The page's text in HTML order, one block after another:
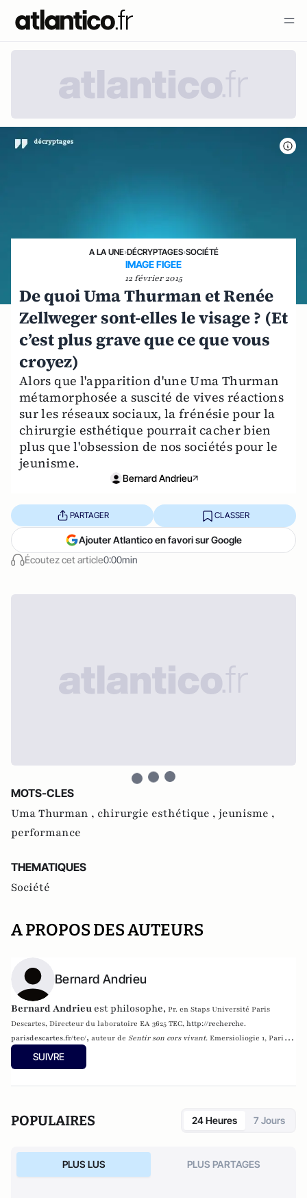
A LA UNE›DÉCRYPTAGES›SOCIÉTÉ
IMAGE FIGEE
12 février 2015
De quoi Uma Thurman et Renée
Zellweger sont-elles le visage ? (Et
c’est plus grave que ce que vous
croyez)
Alors que l'apparition d'une Uma Thurman
métamorphosée a suscité de vives réactions
sur les réseaux sociaux, la frénésie pour la
chirurgie esthétique pourrait cacher bien
plus que l'obsession de nos sociétés pour le
jeunisme.
Bernard Andrieu
Écoutez cet article0:00min
PARTAGER CLASSER
Ajouter Atlantico en favori sur Google
MOTS-CLES
Uma Thurman , chirurgie esthétique , jeunisme ,
performance
THEMATIQUES
Société
A PROPOS DES AUTEURS
Bernard Andrieu
Bernard Andrieu est philosophe, Pr. en Staps Université Paris
Descartes, Directeur du laboratoire EA 3625 TEC, http://recherche.
parisdescartes.fr/tec/, auteur de Sentir son cors vivant. Emersioliogie 1, Paris,
Vrin, 2016SUIVRE
POPULAIRES 24 Heures 7 Jours
PLUS LUS PLUS PARTAGES